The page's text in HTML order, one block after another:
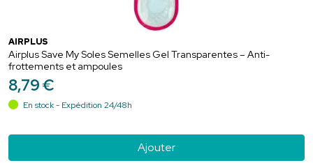
AIRPLUS
Airplus Save My Soles Semelles Gel Transparentes – Anti-
frottements et ampoules
8,79€
En stock - Expédition 24/48h
Ajouter